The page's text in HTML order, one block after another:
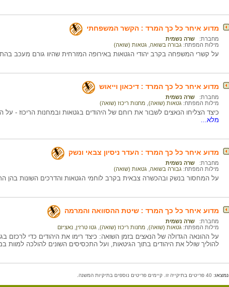
מדוע איחר כל כך המרד : הקשר המשפחתי
מחברת:
שרה נשמית
מילות המפתח: גבורה בשואה גטאות (שואה)
על קשרי המשפחה בקרב יהודי הגטאות באירופה המזרחית שהיוו גורם מעכב
מדוע איחר כל כך המרד : דיכאון וייאוש
מחברת:
שרה נשמית
מילות המפתח: גטאות (שואה) מחנות ריכוז (שואה)
כיצד הצליחו הנאצים לשבור את רוחם של היהודים בגטאות ובמחנות הריכוז - על
מלא...
מדוע איחר כל כך המרד : העדר ניסיון צבאי ונשק
מחברת:
שרה נשמית
מילות המפתח: גבורה בשואה גטאות (שואה)
על המחסור בנשק ובהכשרה צבאית בקרב לוחמי הגטאות והדרכים השונות בהן
מדוע איחר כל כך המרד : שיטת ההסוואה והמרמה
מחברת:
שרה נשמית
מילות המפתח: גטאות (שואה) מחנות ריכוז (שואה) גטו טרזין נאציזם
על ההונאה הגדולה של הנאצים בזמן השואה: כיצד רימו את היהודים כדי לרכזם
להוליך שולל את היהודים בתוך הגיטאות, ועל התכסיסים השונים להולכה למוות
נמצאו: